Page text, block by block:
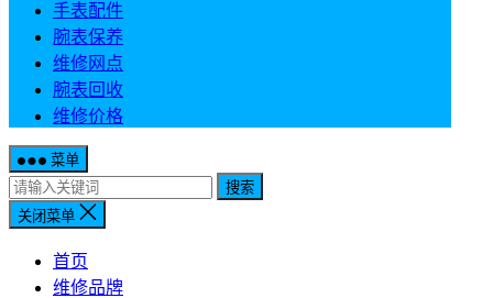
手表配件
腕表保养
维修网点
腕表回收
维修价格
菜单
搜索
关闭菜单
首页
维修品牌